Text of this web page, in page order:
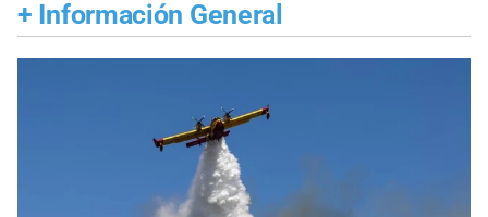
+ Información General